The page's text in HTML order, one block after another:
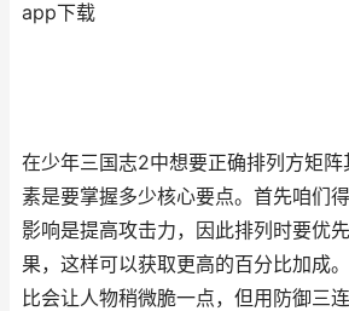
app下载
在少年三国志2中想要正确排列方矩阵
素是要掌握多少核心要点。首先咱们
影响是提高攻击力，因此排列时要优
果，这样可以获取更高的百分比加成
比会让人物稍微脆一点，但用防御三